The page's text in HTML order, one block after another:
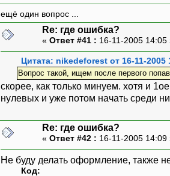
ещё один вопрос ...
Re: где ошибка?
« Ответ #41 : 16-11-2005
Цитата: nikedeforest от 16-11-2005
Вопрос такой, ищем после первого
скорее, как только минуем. хотя и
нулевых и уже потом начать среди
Re: где ошибка?
« Ответ #42 : 16-11-2005
Не буду делать оформление, также
Код: